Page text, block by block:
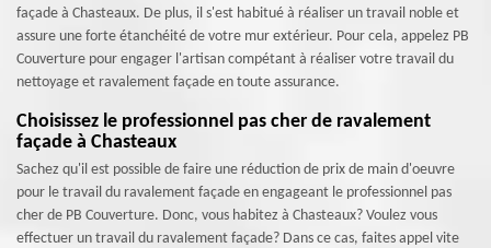
façade à Chasteaux. De plus, il s'est habitué à réaliser un travail noble et
assure une forte étanchéité de votre mur extérieur. Pour cela, appelez PB
Couverture pour engager l'artisan compétant à réaliser votre travail du
nettoyage et ravalement façade en toute assurance.
Choisissez le professionnel pas cher de ravalement
façade à Chasteaux
Sachez qu'il est possible de faire une réduction de prix de main d'oeuvre
pour le travail du ravalement façade en engageant le professionnel pas
cher de PB Couverture. Donc, vous habitez à Chasteaux? Voulez vous
effectuer un travail du ravalement façade? Dans ce cas, faites appel vite